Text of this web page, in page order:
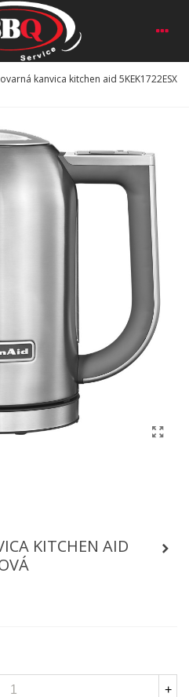
kanvica kitchen aid 5KEK1722ESX
KITCHEN AID
+